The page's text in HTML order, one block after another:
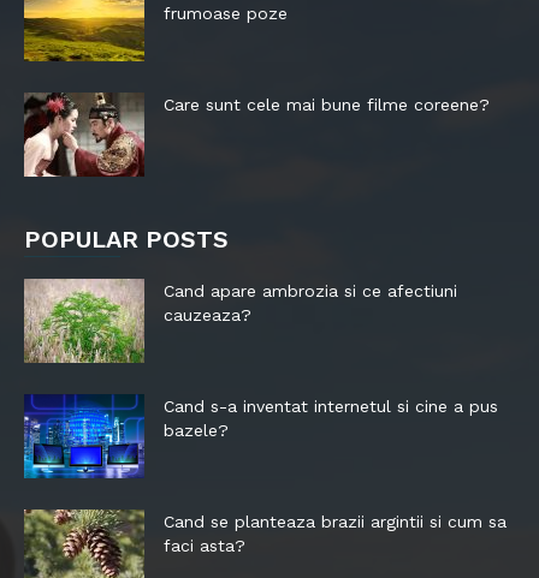
frumoase poze
Care sunt cele mai bune filme coreene?
POPULAR POSTS
Cand apare ambrozia si ce afectiuni
cauzeaza?
Cand s-a inventat internetul si cine a pus
bazele?
Cand se planteaza brazii argintii si cum sa
faci asta?